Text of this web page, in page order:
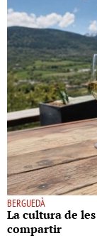
BERGUEDÀ
La cultura de
compartir